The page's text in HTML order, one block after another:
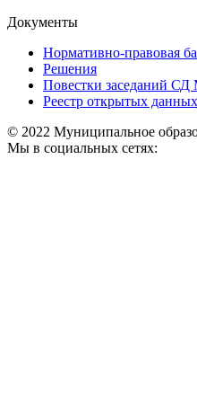
Документы
Нормативно-правовая
Решения
Повестки заседаний
Реестр открытых данных
© 2022 Муниципальное
Мы в социальных сетях: